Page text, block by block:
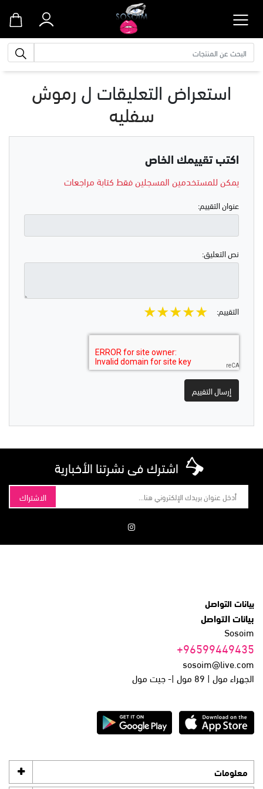
استعراض التعليقات لرموش
سفليه
اكتب تقييمك الخاص
يمكن للمستخدمين المسجلين فقط كتابة مراجعات
عنوان التقييم:
نص التعليق:
التقييم: ★
★
★
★
★
اشترك فى نشرتنا الأخبارية
الاشتراك
بيانات التواصل
بيانات التواصل
Sosoim
+96599449435
sosoim@live.com
الجهراء مول | 89 مول |- جيت مول
معلومات